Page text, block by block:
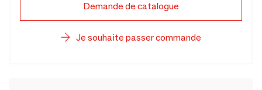
Demande de catalogue
Je souhaite passer commande